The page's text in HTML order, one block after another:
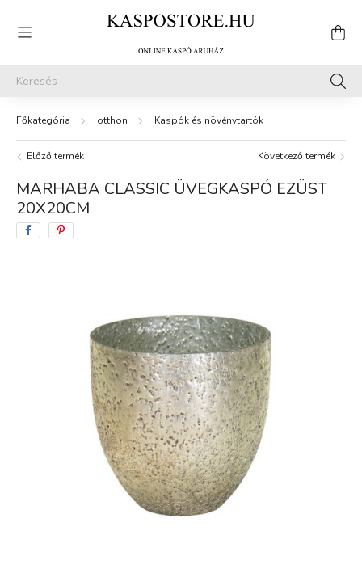
otthon Kaspók és növénytartók
Előző termék Következő termék
MARHABA CLASSIC ÜVEGKASPÓ EZÜST
20X20CM